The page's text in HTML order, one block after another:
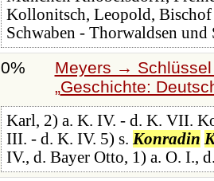
Kollonitsch, Leopold,
Schwaben - Thorwaldsen und
0%
Meyers →
Geschichte:
Karl, 2) a. K. IV. - d. K. VII.
III. - d. K. IV. 5) s. Konradin
IV., d. Bayer Otto, 1) a. O. I.,